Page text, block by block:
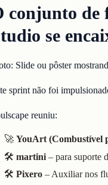
conjunto de
se
Slide ou pôster
sprint não foi
reuniu:
🚀YouArt (Combustível
🛠martini – para suporte
🛠Pixero – Auxiliar nos